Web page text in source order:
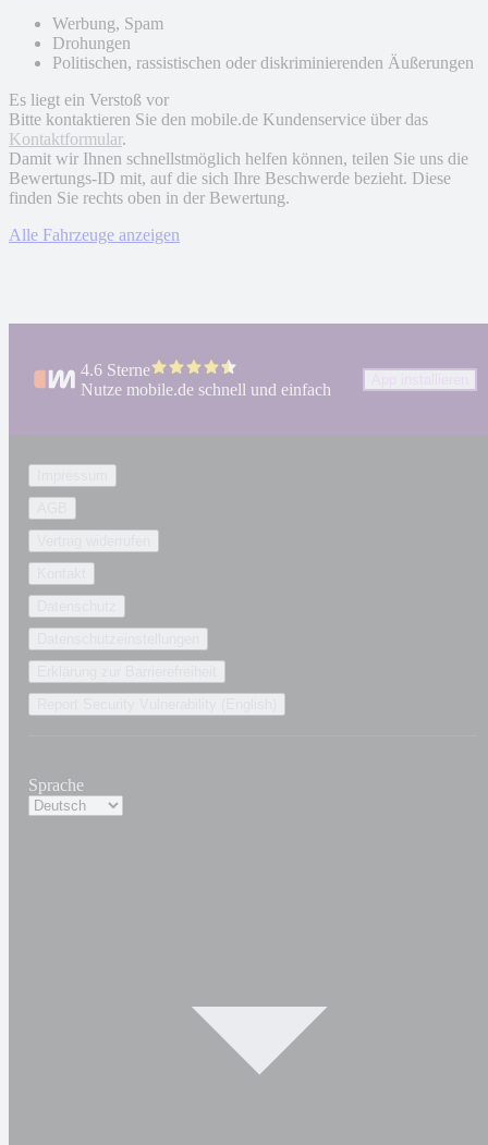
Werbung, Spam
Drohungen
Politischen, rassistischen oder diskriminierenden Äußerungen
Es liegt ein Verstoß vor
Bitte kontaktieren Sie den mobile.de Kundenservice über das
Kontaktformular.
Damit wir Ihnen schnellstmöglich helfen können, teilen Sie uns die
Bewertungs-ID mit, auf die sich Ihre Beschwerde bezieht. Diese
finden Sie rechts oben in der Bewertung.
Alle Fahrzeuge anzeigen
4.6 Sterne
Nutze mobile.de schnell und einfach
Sprache